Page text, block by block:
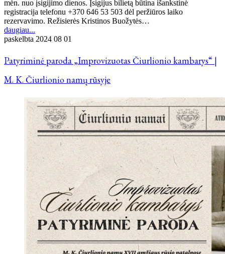
mėn. nuo įsigijimo dienos. Įsigijus bilietą būtina išankstinė
registracija telefonu +370 646 53 503 dėl peržiūros laiko
rezervavimo. Režisierės Kristinos Buožytės…
daugiau...
paskelbta 2024 08 01
Patyriminė paroda „Improvizuotas Čiurlionio kambarys“ |
M. K. Čiurlionio namų rūsyje